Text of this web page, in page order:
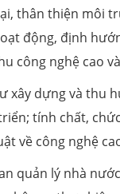
thân thiện môi
động, định
công nghệ cao
xây dựng và thu
tính chất,
về công nghệ
quản lý nhà